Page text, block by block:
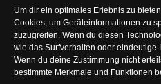
Um dir ein optimales Erlebnis zu
Cookies, um Geräteinformationen zu
zuzugreifen. Wenn du diesen
wie das Surfverhalten oder eindeutige
Wenn du deine Zustimmung nicht
bestimmte Merkmale und Funktionen
Sa. 10.00 -
14.00
So.
geschlossen
vor-
DE-